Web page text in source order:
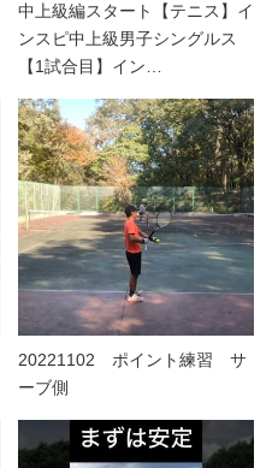
中上級編スタート【テニス】イ
ンスピ中上級男子シングルス
【1試合目】イン…
20221102 ポイント練習 サ
ーブ側